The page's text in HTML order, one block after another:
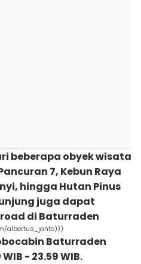
beberapa obyek wisata
7, Kebun Raya
hingga Hutan Pinus
juga dapat
di Baturraden
albertus_janto)))
Baturraden
- 23.59 WIB.